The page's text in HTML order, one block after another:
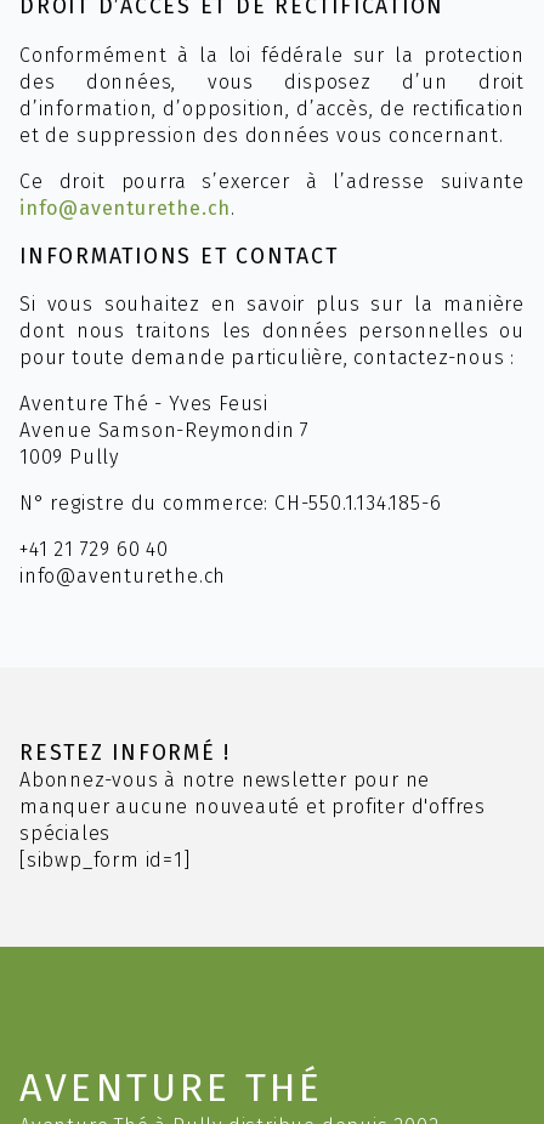
DROIT D’ACCÈS ET DE RECTIFICATION
Conformément à la loi fédérale sur la protection
des données, vous disposez d’un droit
d’information, d’opposition, d’accès, de rectification
et de suppression des données vous concernant.
Ce droit pourra s’exercer à l’adresse suivante
info@aventurethe.ch.
INFORMATIONS ET CONTACT
Si vous souhaitez en savoir plus sur la manière
dont nous traitons les données personnelles ou
pour toute demande particulière, contactez-nous :
Aventure Thé - Yves Feusi
Avenue Samson-Reymondin 7
1009 Pully
N° registre du commerce: CH-550.1.134.185-6
+41 21 729 60 40
info@aventurethe.ch
RESTEZ INFORMÉ !
Abonnez-vous à notre newsletter pour ne
manquer aucune nouveauté et profiter d'offres
spéciales
[sibwp_form id=1]
AVENTURE THÉ